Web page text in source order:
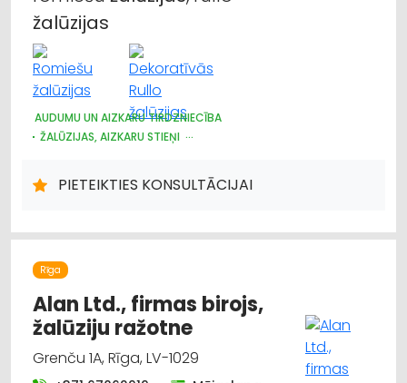
žalūzijas
AUDUMU UN AIZKARU TIRDZNIECĪBA
ŽALŪZIJAS, AIZKARU STIEŅI
PIETEIKTIES KONSULTĀCIJAI
Rīga
Alan Ltd., firmas birojs,
žalūziju ražotne
Grenču 1A, Rīga, LV-1029